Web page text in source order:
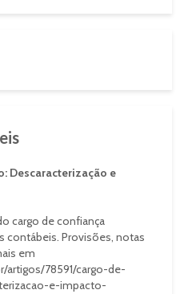
Descaracterização e
cargo de confiança
contábeis. Provisões, notas
em
78591/cargo-de-
e-impacto-